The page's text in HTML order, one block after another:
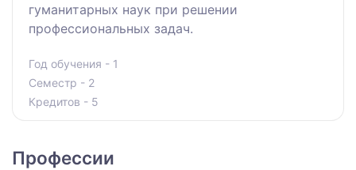
гуманитарных наук при решении
профессиональных задач.
Год обучения - 1
Семестр - 2
Кредитов - 5
Профессии